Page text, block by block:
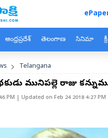
ఆంధ్రప్రదేశ్ తెలంగాణ సినిమా
Telangana
మునిపల్లె రాజు
PM | Updated on Feb 24 2018 4:27 PM